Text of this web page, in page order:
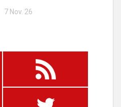
7 Nov. 26